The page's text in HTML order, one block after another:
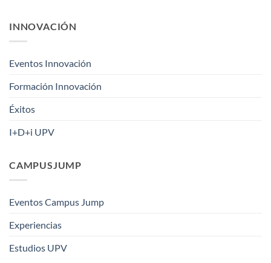
INNOVACIÓN
Eventos Innovación
Formación Innovación
Éxitos
I+D+i UPV
CAMPUSJUMP
Eventos Campus Jump
Experiencias
Estudios UPV